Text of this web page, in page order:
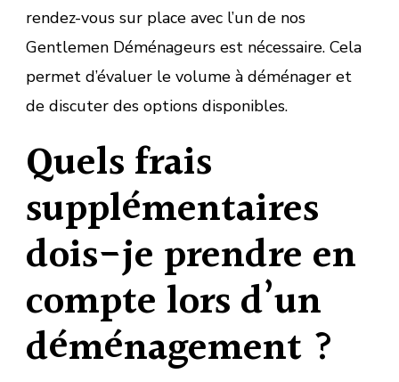
rendez-vous sur place avec l’un de nos
Gentlemen Déménageurs est nécessaire. Cela
permet d’évaluer le volume à déménager et
de discuter des options disponibles.
Quels frais
supplémentaires
dois-je prendre en
compte lors d’un
déménagement ?